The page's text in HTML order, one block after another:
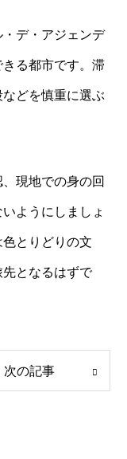
デ・アジェンデ
る都市です。滞
どを慎重に選ぶ
現地での身の回
ようにしましょ
とりどりの文
となるはずで
次の記事